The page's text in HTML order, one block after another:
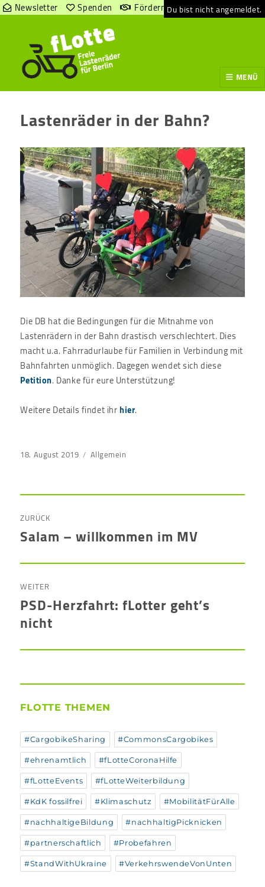
Newsletter Spenden Fördern Du bist nicht angemeldet.
MENÜ
Lastenräder in der Bahn?
Die DB hat die Bedingungen für die Mitnahme von
Lastenrädern in der Bahn drastisch verschlechtert. Dies
macht u.a. Fahrradurlaube für Familien in Verbindung mit
Bahnfahrten unmöglich. Dagegen wendet sich diese
Petition. Danke für eure Unterstützung!
Weitere Details findet ihrhier.
Veröffentlicht
18. August 2019 Kategorien
Allgemein
Beitragsnavigation
ZURÜCK
Vorheriger
Salam – willkommen im MV
WEITER
Nächster
Beitrag:
PSD-Herzfahrt: fLotter geht’s
nicht
FLOTTE THEMEN
#CargobikeSharing #CommonsCargobikes
#ehrenamtlich #fLotteCoronaHilfe
#fLotteEvents #fLotteWeiterbildung
#KdK fossilfrei #Klimaschutz #MobilitätFürAlle
#nachhaltigeBildung #nachhaltigPicknicken
#partnerschaftlich #Probefahren
#StandWithUkraine #VerkehrswendeVonUnten